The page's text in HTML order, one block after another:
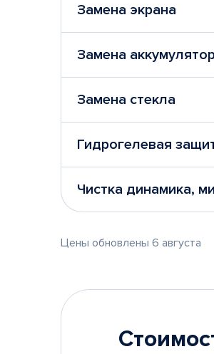
Замена экрана
Замена
Замена стекла
Гидрогелевая
Чистка динамика,
Цены обновлены 6 августа